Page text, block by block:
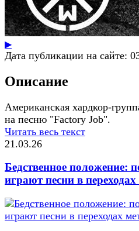
▶
Дата публикации на сайте:
Описание
Американская хардкор-
на песню "Factory Job".
Читать весь текст
21.03.26
Бедственное положение:
играют песни в переходах